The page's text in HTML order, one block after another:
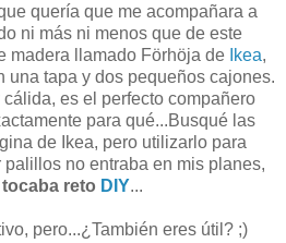
quería que me acompañara a
ni más ni menos que de este
madera llamado Förhöja de Ikea,
una tapa y dos pequeños cajones.
es el perfecto compañero
para qué...Busqué las
de Ikea, pero utilizarlo para
no entraba en mis planes,
tocaba reto DIY...
pero...¿También eres útil? ;)